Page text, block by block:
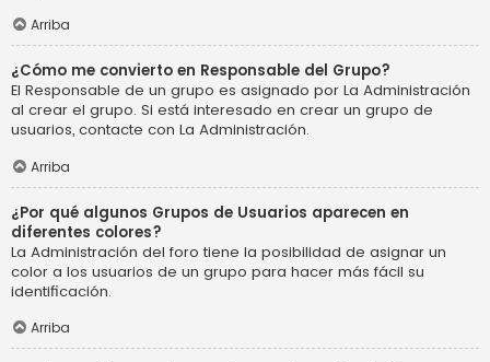
Arriba
¿Cómo me convierto en Responsable del Grupo?
El Responsable de un grupo es asignado por La Administración
al crear el grupo. Si está interesado en crear un grupo de
usuarios, contacte con La Administración.
Arriba
¿Por qué algunos Grupos de Usuarios aparecen en
diferentes colores?
La Administración del foro tiene la posibilidad de asignar un
color a los usuarios de un grupo para hacer más fácil su
identificación.
Arriba